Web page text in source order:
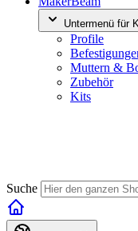
Untermenü für
Profile
Muttern &
Zubehör
Kits
Suche